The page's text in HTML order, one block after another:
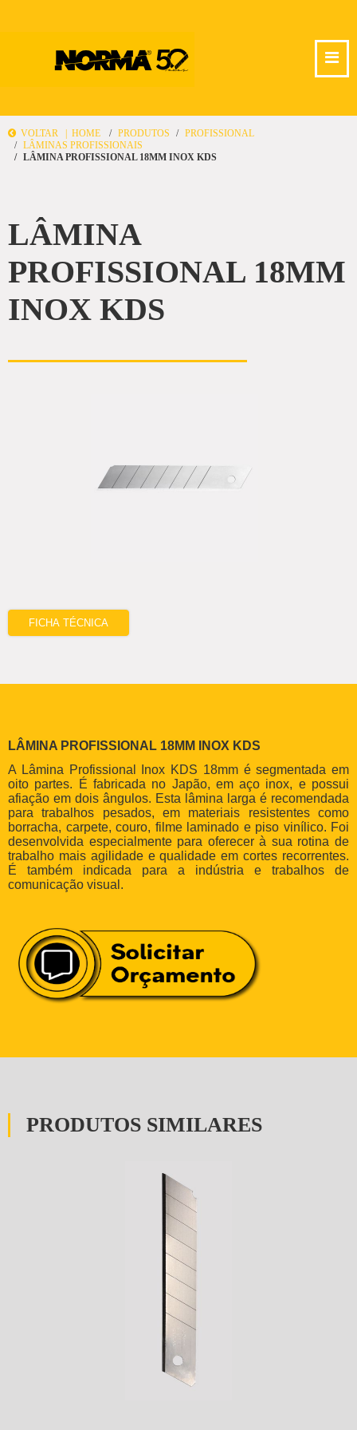
VOLTAR | HOME PRODUTOS
PROFISSIONAL
LÂMINAS PROFISSIONAIS
LÂMINA PROFISSIONAL 18MM INOX KDS
LÂMINA
PROFISSIONAL 18MM
INOX KDS
FICHA TÉCNICA
LÂMINA PROFISSIONAL 18MM INOX KDS
A Lâmina Profissional Inox KDS 18mm é segmentada em
oito partes. É fabricada no Japão, em aço inox, e possui
afiação em dois ângulos. Esta lâmina larga é recomendada
para trabalhos pesados, em materiais resistentes como
borracha, carpete, couro, filme laminado e piso vinílico. Foi
desenvolvida especialmente para oferecer à sua rotina de
trabalho mais agilidade e qualidade em cortes recorrentes.
É também indicada para a indústria e trabalhos de
comunicação visual.
PRODUTOS SIMILARES